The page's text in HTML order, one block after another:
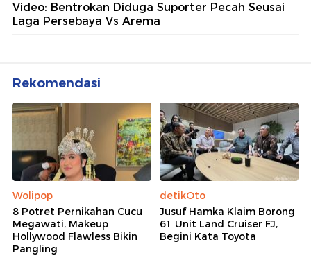
Video: Bentrokan Diduga Suporter Pecah Seusai
Laga Persebaya Vs Arema
Rekomendasi
Wolipop
8 Potret Pernikahan Cucu
Megawati, Makeup
Hollywood Flawless Bikin
Pangling
detikOto
Jusuf Hamka Klaim Borong
61 Unit Land Cruiser FJ,
Begini Kata Toyota